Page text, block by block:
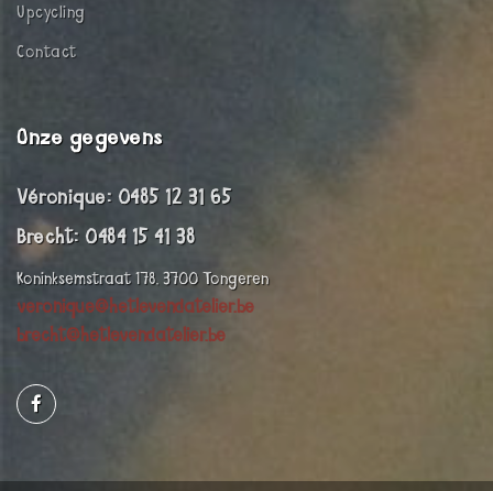
Upcycling
Contact
Onze gegevens
Véronique: 0485 12 31 65
Brecht: 0484 15 41 38
Koninksemstraat 178, 3700 Tongeren
veronique@hetlevendatelier.be
brecht@hetlevendatelier.be